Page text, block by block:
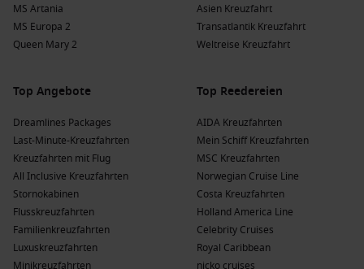
Beliebte Regionen, die Kreuzfahrten nach
Toyama besuchen
spannende Regionen:
Ostasien : Diese Region vereint viele kulturelle und
geschichtliche Schätze, von traditionellen Tempeln und
Museen bis hin zu spektakulären Landschaften.
Japan: Ein Land, das für seine einzigartige Mischung aus
Tradition und Moderne bekannt ist, bietet unglaubliche
Kulissen, köstliche Küche und außergewöhnliche
Gastfreundschaft.
MS Artania
MS Europa 2
Queen Mary 2
Asien Kreuzfahrt
Transatlantik Kreuzfahrt
Weltreise Kreuzfahrt
Top Angebote
Dreamlines Packages
Last-Minute-Kreuzfahrten
Kreuzfahrten mit Flug
All Inclusive Kreuzfahrten
Stornokabinen
Flusskreuzfahrten
Familienkreuzfahrten
Luxuskreuzfahrten
Minikreuzfahrten
Top Reedereien
AIDA Kreuzfahrten
Mein Schiff Kreuzfahrten
MSC Kreuzfahrten
Norwegian Cruise Line
Costa Kreuzfahrten
Holland America Line
Celebrity Cruises
Royal Caribbean
nicko cruises